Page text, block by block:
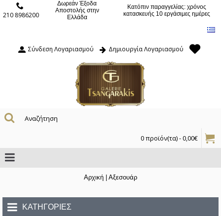
210 8986200
Δωρεάν Έξοδα
Αποστολής στην
Ελλάδα
Κατόπιν παραγγελίας: χρόνος
κατασκευής 10 εργάσιμες ημέρες
Σύνδεση Λογαριασμού Δημιουργία Λογαριασμού
0 προϊόν(τα) - 0,00€
Αρχική | Αξεσουάρ
ΚΑΤΗΓΟΡΊΕΣ